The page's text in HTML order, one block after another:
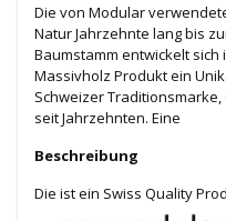
Die von Modular
Natur Jahrzehnte lang bis
Baumstamm entwickelt
Massivholz Produkt ein
Schweizer
seit Jahrzehnten. Eine
Beschreibung
Die ist ein Swiss Quality